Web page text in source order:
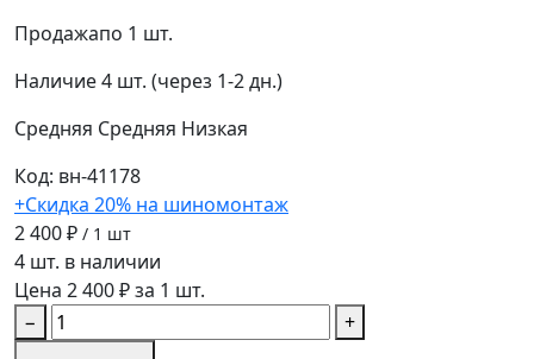
Продажапо 1 шт.
Наличие4 шт. (через 1-2 дн.)
Средняя Средняя Низкая
Код: вн-41178
+Скидка 20% на шиномонтаж
2 400 ₽ / 1 шт
4 шт. в наличии
Цена 2 400 ₽ за 1 шт.
−
+